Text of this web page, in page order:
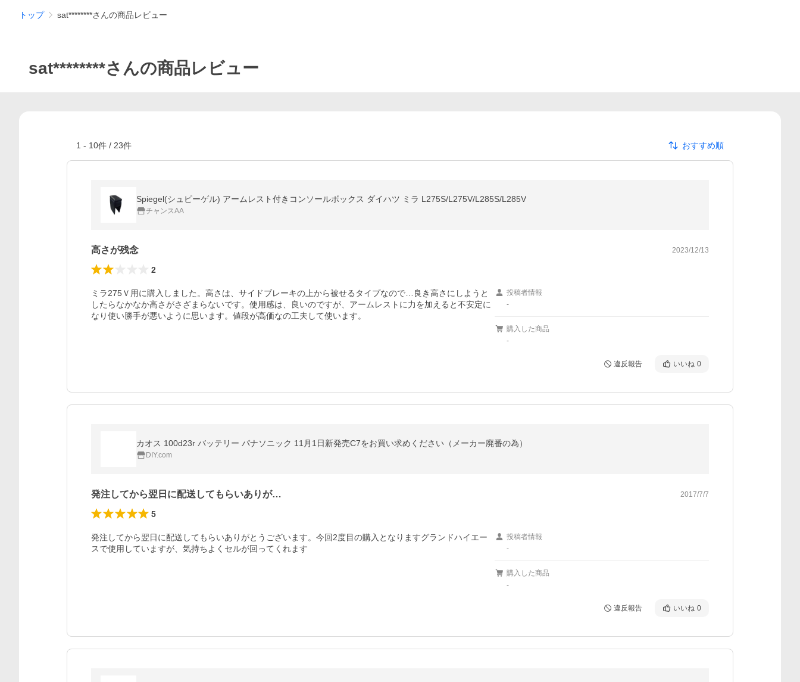
トップ sat********さんの商品レビュー
sat********さんの商品レビュー
1 - 10件 / 23件 おすすめ順
Spiegel(シュピーゲル) アームレスト付きコンソールボックス ダイハツ ミラ L275S/L275V/L285S/L285V
チャンスAA
高さが残念 2023/12/13
2
ミラ275Ｖ用に購入しました。高さは、サイドブレーキの上から被せるタイプなので…良き高さにしようと
したらなかなか高さがさざまらないです。使用感は、良いのですが、アームレストに力を加えると不安定に
なり使い勝手が悪いように思います。値段が高価なの工夫して使います。
投稿者情報
-
購入した商品
-
違反報告 いいね 0
カオス 100d23r バッテリー パナソニック 11月1日新発売C7をお買い求めください（メーカー廃番の為）
DIY.com
発注してから翌日に配送してもらいありが… 2017/7/7
5
発注してから翌日に配送してもらいありがとうございます。今回2度目の購入となりますグランドハイエー
スで使用していますが、気持ちよくセルが回ってくれます
投稿者情報
-
購入した商品
-
違反報告 いいね 0